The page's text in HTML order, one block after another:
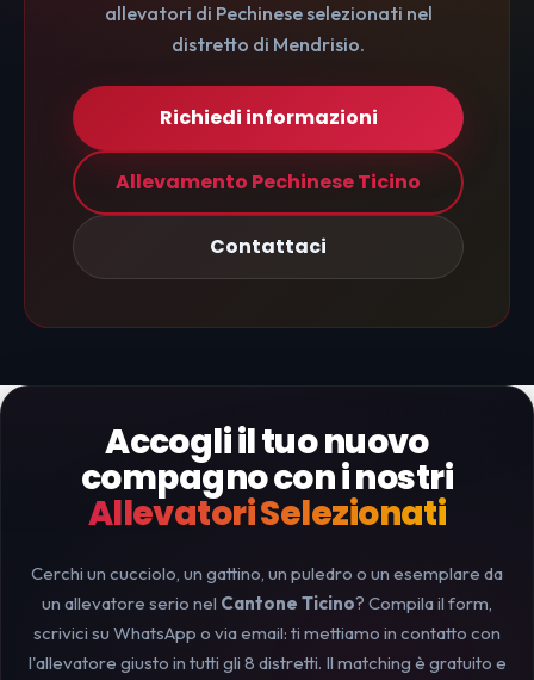
allevatori di Pechinese selezionati nel
distretto di Mendrisio.
Richiedi informazioni
Allevamento Pechinese Ticino
Contattaci
Accogli il tuo nuovo
compagno con i nostri
Allevatori Selezionati
Cerchi un cucciolo, un gattino, un puledro o un esemplare da
un allevatore serio nel Cantone Ticino? Compila il form,
scrivici su WhatsApp o via email: ti mettiamo in contatto con
l'allevatore giusto in tutti gli 8 distretti. Il matching è gratuito e